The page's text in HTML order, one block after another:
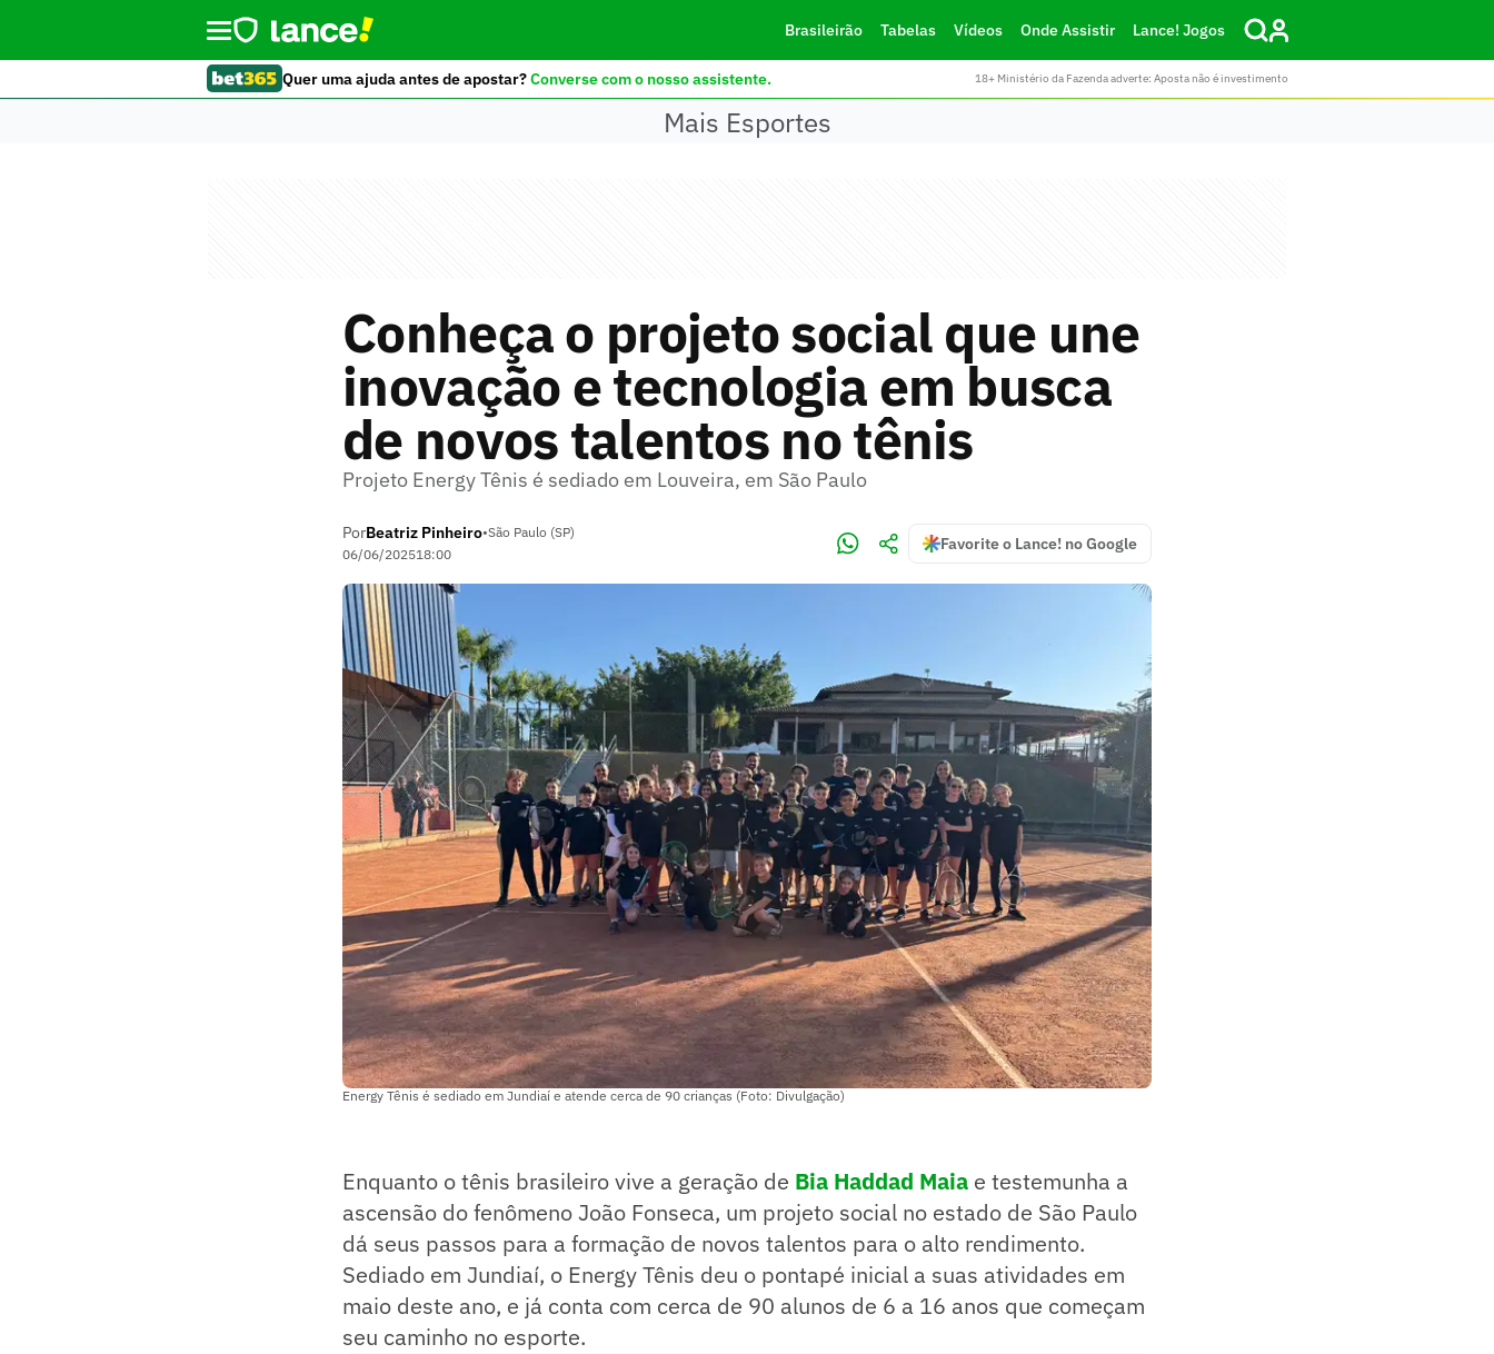
Brasileirão Tabelas Vídeos Onde Assistir Lance! Jogos
Quer uma ajuda antes de apostar?Converse com o nosso assistente. 18+ Ministério da Fazenda adverte: Aposta não é investimento
Mais Esportes
Conheça o projeto social que une
inovação e tecnologia em busca
de novos talentos no tênis
Projeto Energy Tênis é sediado em Louveira, em São Paulo
PorBeatriz Pinheiro•São Paulo (SP)
06/06/202518:00
Favorite o Lance! no Google
Energy Tênis é sediado em Jundiaí e atende cerca de 90 crianças (Foto: Divulgação)
Enquanto o tênis brasileiro vive a geração de Bia Haddad Maia e testemunha a
ascensão do fenômeno João Fonseca, um projeto social no estado de São Paulo
dá seus passos para a formação de novos talentos para o alto rendimento.
Sediado em Jundiaí, o Energy Tênis deu o pontapé inicial a suas atividades em
maio deste ano, e já conta com cerca de 90 alunos de 6 a 16 anos que começam
seu caminho no esporte.